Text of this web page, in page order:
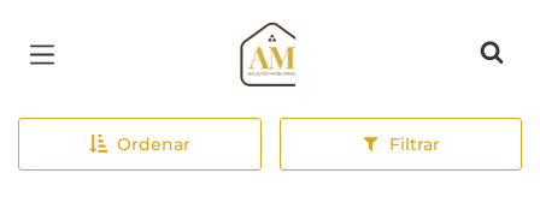
Página inicial
Ordenar Filtrar